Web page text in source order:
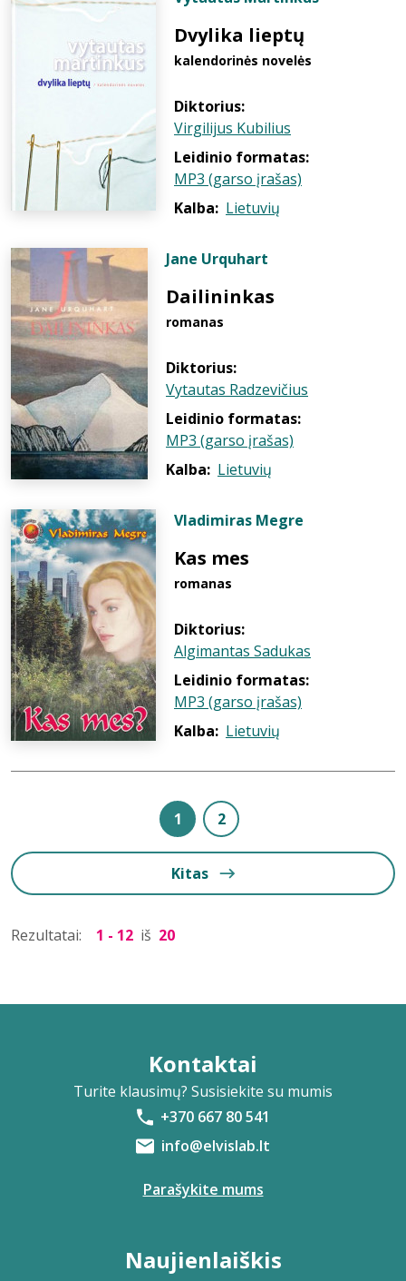
Dvylika lieptų
kalendorinės novelės
Diktorius:
Virgilijus Kubilius
Leidinio formatas:
MP3 (garso įrašas)
Kalba: Lietuvių
Jane Urquhart
Dailininkas
romanas
Diktorius:
Vytautas Radzevičius
Leidinio formatas:
MP3 (garso įrašas)
Kalba: Lietuvių
Vladimiras Megre
Kas mes
romanas
Diktorius:
Algimantas Sadukas
Leidinio formatas:
MP3 (garso įrašas)
Kalba: Lietuvių
1 2
Kitas
Rezultatai: 1 - 12 iš 20
Kontaktai
Turite klausimų? Susisiekite su mumis
+370 667 80 541
info@elvislab.lt
Parašykite mums
Naujienlaiškis